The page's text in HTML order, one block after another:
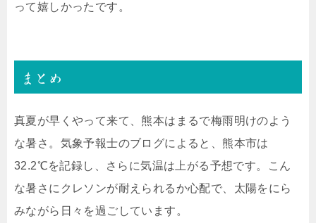
って嬉しかったです。
まとめ
真夏が早くやって来て、熊本はまるで梅雨明けのよう
な暑さ。気象予報士のブログによると、熊本市は
32.2℃を記録し、さらに気温は上がる予想です。こん
な暑さにクレソンが耐えられるか心配で、太陽をにら
みながら日々を過ごしています。